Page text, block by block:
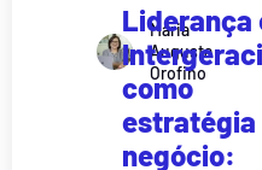
Maria
Augusta
Orofino
Liderança
como
estratégia
negócio: